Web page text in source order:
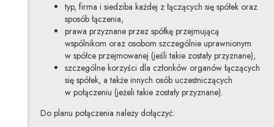
typ, firma i siedziba każdej z łączących się spółek oraz
sposób łączenia,
prawa przyznane przez spółkę przejmującą
wspólnikom oraz osobom szczególnie uprawnionym
w spółce przejmowanej (jeśli takie zostały przyznane),
szczególne korzyści dla członków organów łączących
się spółek, a także innych osób uczestniczących
w połączeniu (jeżeli takie zostały przyznane).
Do planu połączenia należy dołączyć: